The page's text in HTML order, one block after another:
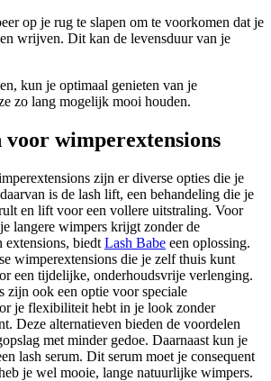
op je rug te slapen om te voorkomen dat je
wrijven. Dit kan de levensduur van je
kun je optimaal genieten van je
zo lang mogelijk mooi houden.
wimperextensions
zijn er diverse opties die je
is de lash lift, een behandeling die je
en lift voor een vollere uitstraling. Voor
langere wimpers krijgt zonder de
extensions, biedt Lash Babe een oplossing.
wimperextensions die je zelf thuis kunt
een tijdelijke, onderhoudsvrije verlenging.
zijn ook een optie voor speciale
je flexibiliteit hebt in je look zonder
Deze alternatieven bieden de voordelen
met minder gedoe. Daarnaast kun je
lash serum. Dit serum moet je consequent
je wel mooie, lange natuurlijke wimpers.